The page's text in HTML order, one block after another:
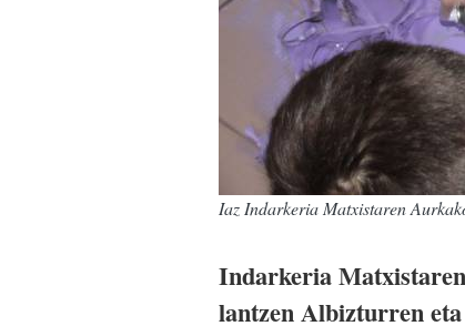
Iaz Indarkeria Matxistaren
Indarkeria
lantzen Albizturren